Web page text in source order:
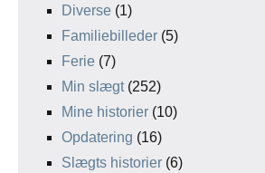
Diverse (1)
Familiebilleder (5)
Ferie (7)
Min slægt(252)
Mine historier (10)
Opdatering (16)
Slægts historier (6)